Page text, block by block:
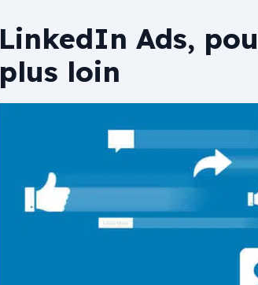
LinkedIn Ads,
plus loin